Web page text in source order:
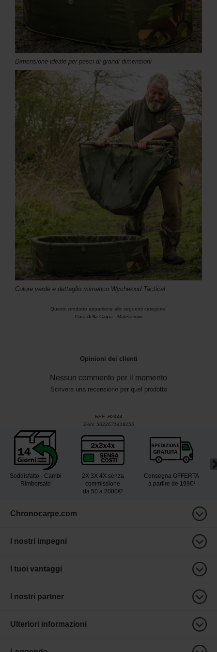
Dimensione ideale per pesci di grandi dimensioni
Colore verde e dettaglio mimetico Wychwood Tactical
Questo prodotto appartiene alle seguenti categorie:
Cura della Carpa - Materassini
Opinioni dei clienti
Nessun commento per il momento
Scrivere una recensione per quel prodotto
REF: H2444
EAN: 5022671418255
Soddisfatto - Cambi
Rimborsato
2X 3X 4X senza
commissione
da 50 a 2000€²
Consegna OFFERTA
a partire de 199€¹
Chronocarpe.com
I nostri impegni
I tuoi vantaggi
I nostri partner
Ulteriori informazioni